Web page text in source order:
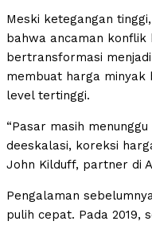
Meski ketegangan
bahwa ancaman konflik
bertransformasi
membuat harga
level tertinggi.
“Pasar masih
deeskalasi, koreksi
John Kilduff, partner di
Pengalaman
pulih cepat. Pada 2019,